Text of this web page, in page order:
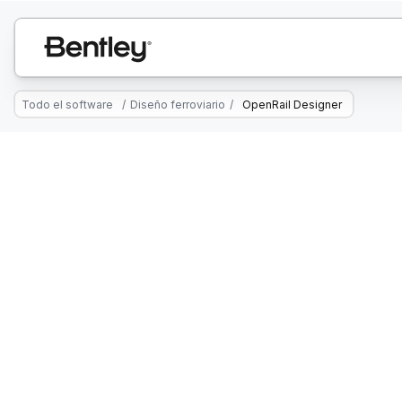
Todo el software / Diseño ferroviario / OpenRail Designer